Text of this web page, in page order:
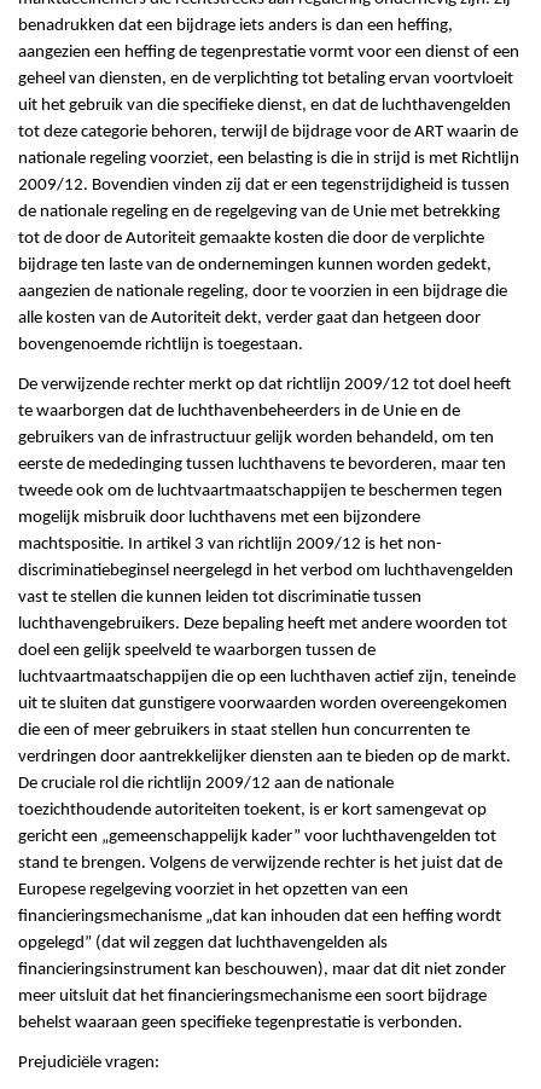
benadrukken dat een bijdrage iets anders is dan een heffing,
aangezien een heffing de tegenprestatie vormt voor een dienst of een
geheel van diensten, en de verplichting tot betaling ervan voortvloeit
uit het gebruik van die specifieke dienst, en dat de luchthavengelden
tot deze categorie behoren, terwijl de bijdrage voor de ART waarin de
nationale regeling voorziet, een belasting is die in strijd is met Richtlijn
2009/12. Bovendien vinden zij dat er een tegenstrijdigheid is tussen
de nationale regeling en de regelgeving van de Unie met betrekking
tot de door de Autoriteit gemaakte kosten die door de verplichte
bijdrage ten laste van de ondernemingen kunnen worden gedekt,
aangezien de nationale regeling, door te voorzien in een bijdrage die
alle kosten van de Autoriteit dekt, verder gaat dan hetgeen door
bovengenoemde richtlijn is toegestaan.
De verwijzende rechter merkt op dat richtlijn 2009/12 tot doel heeft
te waarborgen dat de luchthavenbeheerders in de Unie en de
gebruikers van de infrastructuur gelijk worden behandeld, om ten
eerste de mededinging tussen luchthavens te bevorderen, maar ten
tweede ook om de luchtvaartmaatschappijen te beschermen tegen
mogelijk misbruik door luchthavens met een bijzondere
machtspositie. In artikel 3 van richtlijn 2009/12 is het non-
discriminatiebeginsel neergelegd in het verbod om luchthavengelden
vast te stellen die kunnen leiden tot discriminatie tussen
luchthavengebruikers. Deze bepaling heeft met andere woorden tot
doel een gelijk speelveld te waarborgen tussen de
luchtvaartmaatschappijen die op een luchthaven actief zijn, teneinde
uit te sluiten dat gunstigere voorwaarden worden overeengekomen
die een of meer gebruikers in staat stellen hun concurrenten te
verdringen door aantrekkelijker diensten aan te bieden op de markt.
De cruciale rol die richtlijn 2009/12 aan de nationale
toezichthoudende autoriteiten toekent, is er kort samengevat op
gericht een „gemeenschappelijk kader” voor luchthavengelden tot
stand te brengen. Volgens de verwijzende rechter is het juist dat de
Europese regelgeving voorziet in het opzetten van een
financieringsmechanisme „dat kan inhouden dat een heffing wordt
opgelegd” (dat wil zeggen dat luchthavengelden als
financieringsinstrument kan beschouwen), maar dat dit niet zonder
meer uitsluit dat het financieringsmechanisme een soort bijdrage
behelst waaraan geen specifieke tegenprestatie is verbonden.
Prejudiciële vragen: